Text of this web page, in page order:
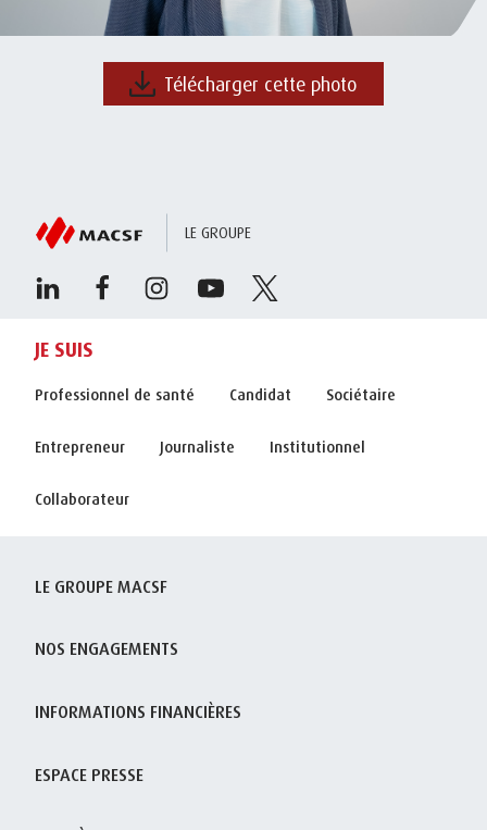
Télécharger cette photo
LE GROUPE
JE SUIS
Professionnel de santé Candidat Sociétaire
Entrepreneur Journaliste Institutionnel
Collaborateur
LE GROUPE MACSF
NOS ENGAGEMENTS
INFORMATIONS FINANCIÈRES
ESPACE PRESSE